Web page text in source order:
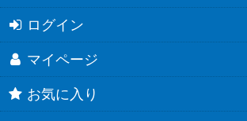
ログイン
マイページ
お気に入り